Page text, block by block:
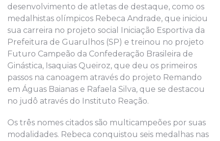
desenvolvimento de atletas de destaque, como os
medalhistas olímpicos Rebeca Andrade, que iniciou
sua carreira no projeto social Iniciação Esportiva da
Prefeitura de Guarulhos (SP) e treinou no projeto
Futuro Campeão da Confederação Brasileira de
Ginástica, Isaquias Queiroz, que deu os primeiros
passos na canoagem através do projeto Remando
em Águas Baianas e Rafaela Silva, que se destacou
no judô através do Instituto Reação.
Os três nomes citados são multicampeões por suas
modalidades. Rebeca conquistou seis medalhas nas